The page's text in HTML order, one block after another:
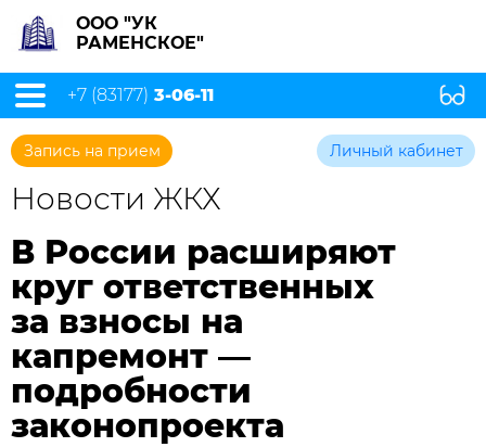
ООО "УК
РАМЕНСКОЕ"
+7 (83177) 3-06-11
Запись на прием Личный кабинет
Новости ЖКХ
В России расширяют
круг ответственных
за взносы на
капремонт —
подробности
законопроекта